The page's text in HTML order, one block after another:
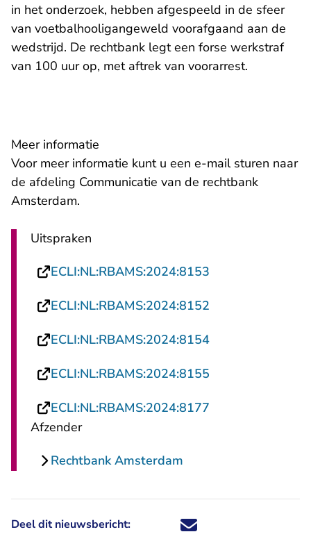
in het onderzoek, hebben afgespeeld in de sfeer
van voetbalhooligangeweld voorafgaand aan de
wedstrijd. De rechtbank legt een forse werkstraf
van 100 uur op, met aftrek van voorarrest.
Meer informatie
Voor meer informatie kunt u een e-mail- U verlaat
sturen naar
de afdeling Communicatie van de rechtbank
Amsterdam.
Uitspraken
ECLI:NL:RBAMS:2024:8153
ECLI:NL:RBAMS:2024:8152
ECLI:NL:RBAMS:2024:8154- U verlaat
ECLI:NL:RBAMS:2024:8155
ECLI:NL:RBAMS:2024:8177
Afzender
Rechtbank Amsterdam
Deel dit nieuwsbericht: Deel dit nieuwsbericht via X -
Deel dit nieuwsbericht via
Deel dit nieuwsbericht
Deel dit